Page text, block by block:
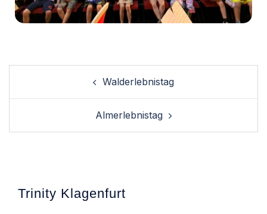
Walderlebnistag
Almerlebnistag
Trinity Klagenfurt